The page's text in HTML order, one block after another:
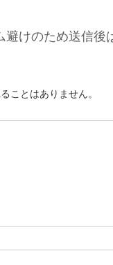
けのため送信後
ことはありません。